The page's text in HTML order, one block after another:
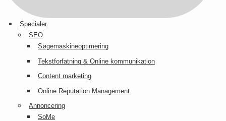
Specialer
SEO
Søgemaskineoptimering
Tekstforfatning & Online kommunikation
Content marketing
Online Reputation Management
Annoncering
SoMe